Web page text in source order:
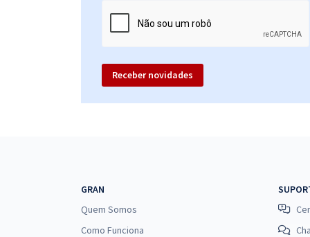
Receber novidades
GRAN
Quem Somos
Como Funciona